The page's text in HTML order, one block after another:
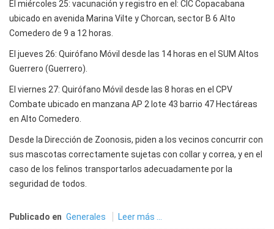
El miércoles 25: vacunación y registro en el: CIC Copacabana
ubicado en avenida Marina Vilte y Chorcan, sector B 6 Alto
Comedero de 9 a 12 horas.
El jueves 26: Quirófano Móvil desde las 14 horas en el SUM Altos
Guerrero (Guerrero).
El viernes 27: Quirófano Móvil desde las 8 horas en el CPV
Combate ubicado en manzana AP 2 lote 43 barrio 47 Hectáreas
en Alto Comedero.
Desde la Dirección de Zoonosis, piden a los vecinos concurrir con
sus mascotas correctamente sujetas con collar y correa, y en el
caso de los felinos transportarlos adecuadamente por la
seguridad de todos.
Publicado en Generales Leer más ...